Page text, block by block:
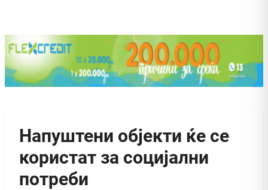
Напуштени објекти ќе се
користат за социјални
потреби